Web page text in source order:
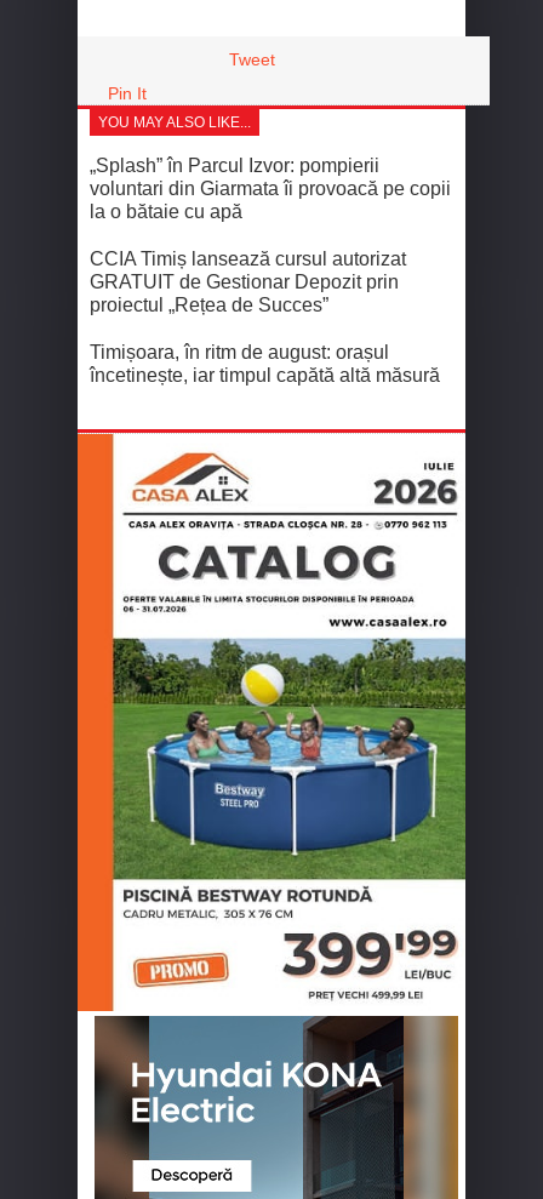
Tweet
Pin It
YOU MAY ALSO LIKE...
„Splash” în Parcul Izvor: pompierii
voluntari din Giarmata îi provoacă pe copii
la o bătaie cu apă
CCIA Timiș lansează cursul autorizat
GRATUIT de Gestionar Depozit prin
proiectul „Rețea de Succes”
Timișoara, în ritm de august: orașul
încetinește, iar timpul capătă altă măsură